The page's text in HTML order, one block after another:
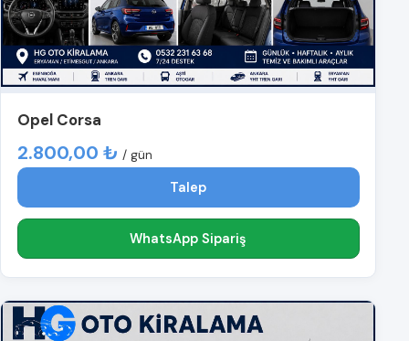
Opel Corsa
2.800,00 ₺ / gün
Talep
WhatsApp Sipariş